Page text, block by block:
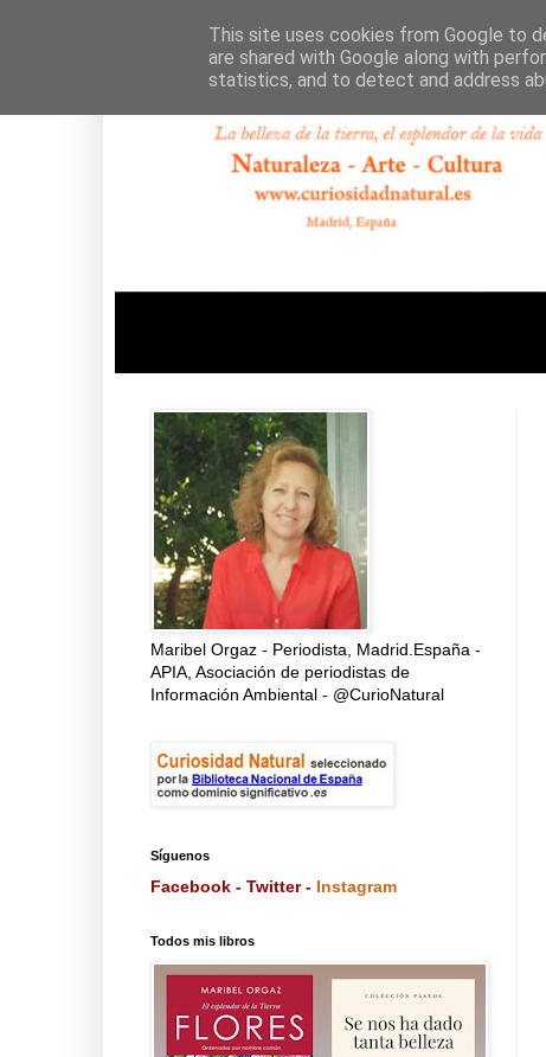
Maribel Orgaz - Periodista, Madrid.España -
APIA, Asociación de periodistas de
Información Ambiental - @CurioNatural
Síguenos
Facebook - Twitter- Instagram
Todos mis libros
This site uses cookies from Google to
are shared with Google along with
statistics, and to detect and address